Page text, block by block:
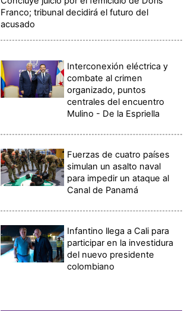
Franco; tribunal decidirá el futuro del
acusado
Interconexión eléctrica y
combate al crimen
organizado, puntos
centrales del encuentro
Mulino - De la Espriella
Fuerzas de cuatro países
simulan un asalto naval
para impedir un ataque al
Canal de Panamá
Infantino llega a Cali para
participar en la investidura
del nuevo presidente
colombiano